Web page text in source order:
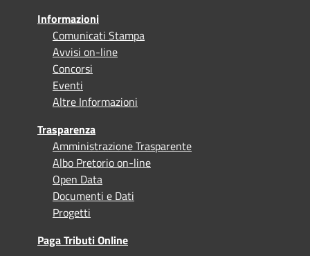
Informazioni
Comunicati Stampa
Avvisi on-line
Concorsi
Eventi
Altre Informazioni
Trasparenza
Amministrazione Trasparente
Albo Pretorio on-line
Open Data
Documenti e Dati
Progetti
Paga Tributi Online